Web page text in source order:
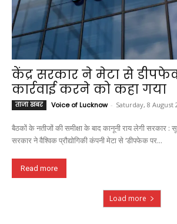
केंद्र सरकार ने मेटा से
कार्रवाई करने को कहा गया
ताजा खबर Voice of Lucknow - Saturday, 8 August
बैठकों के नतीजों की समीक्षा के बाद कानूनी राय लेगी सरकार : सूत्र नयी दिल्ली।
सरकार ने वैश्विक प्रौद्योगिकी कंपनी मेटा से ‘डीपफेक पर...
Read more
Load more